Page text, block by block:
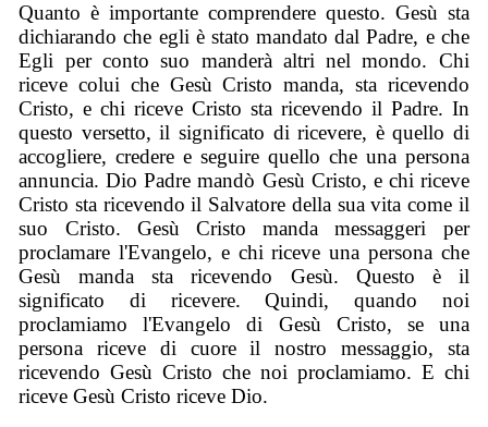
Quanto è importante comprendere questo. Gesù sta
dichiarando che egli è stato mandato dal Padre, e che
Egli per conto suo manderà altri nel mondo. Chi
riceve colui che Gesù Cristo manda, sta ricevendo
Cristo, e chi riceve Cristo sta ricevendo il Padre. In
questo versetto, il significato di ricevere, è quello di
accogliere, credere e seguire quello che una persona
annuncia. Dio Padre mandò Gesù Cristo, e chi riceve
Cristo sta ricevendo il Salvatore della sua vita come il
suo Cristo. Gesù Cristo manda messaggeri per
proclamare l'Evangelo, e chi riceve una persona che
Gesù manda sta ricevendo Gesù. Questo è il
significato di ricevere. Quindi, quando noi
proclamiamo l'Evangelo di Gesù Cristo, se una
persona riceve di cuore il nostro messaggio, sta
ricevendo Gesù Cristo che noi proclamiamo. E chi
riceve Gesù Cristo riceve Dio.